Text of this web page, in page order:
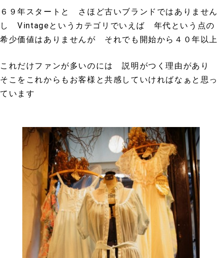
６９年スタートと さほど古いブランドではありません
し Vintageというカテゴリでいえば 年代という点の
希少価値はありませんが それでも開始から４０年以上
これだけファンが多いのには 説明がつく理由があり
そこをこれからもお客様と共感していければなぁと思っ
ています